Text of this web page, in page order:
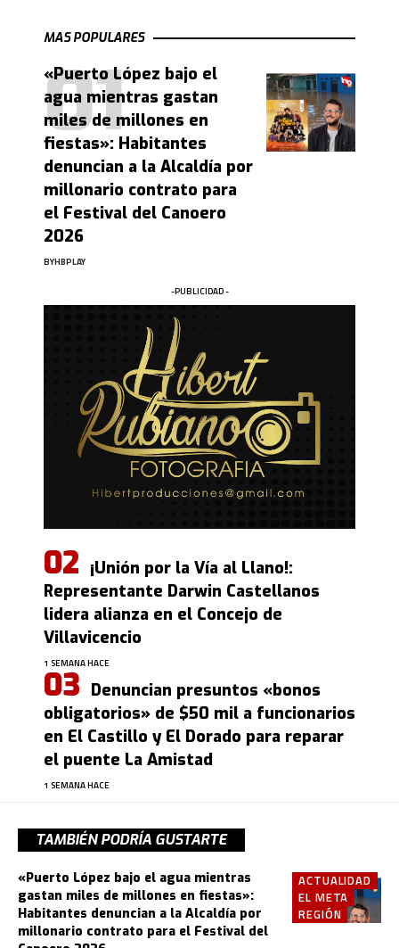
MAS POPULARES
«Puerto López bajo el
agua mientras gastan
miles de millones en
fiestas»: Habitantes
denuncian a la Alcaldía por
millonario contrato para
el Festival del Canoero
2026
BYHBPLAY
-PUBLICIDAD -
¡Unión por la Vía al Llano!:
Representante Darwin Castellanos
lidera alianza en el Concejo de
Villavicencio
1 SEMANA HACE
Denuncian presuntos «bonos
obligatorios» de $50 mil a funcionarios
en El Castillo y El Dorado para reparar
el puente La Amistad
1 SEMANA HACE
TAMBIÉN PODRÍA GUSTARTE
ACTUALIDAD
EL META
REGIÓN
«Puerto López bajo el agua mientras
gastan miles de millones en fiestas»:
Habitantes denuncian a la Alcaldía por
millonario contrato para el Festival del